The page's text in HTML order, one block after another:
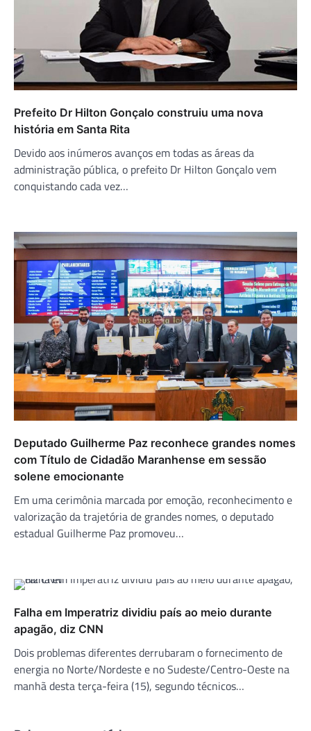
Prefeito Dr Hilton Gonçalo construiu uma nova
história em Santa Rita
Devido aos inúmeros avanços em todas as áreas da
administração pública, o prefeito Dr Hilton Gonçalo vem
conquistando cada vez…
Deputado Guilherme Paz reconhece grandes nomes
com Título de Cidadão Maranhense em sessão
solene emocionante
Em uma cerimônia marcada por emoção, reconhecimento e
valorização da trajetória de grandes nomes, o deputado
estadual Guilherme Paz promoveu…
Falha em Imperatriz dividiu país ao meio durante
apagão, diz CNN
Dois problemas diferentes derrubaram o fornecimento de
energia no Norte/Nordeste e no Sudeste/Centro-Oeste na
manhã desta terça-feira (15), segundo técnicos…